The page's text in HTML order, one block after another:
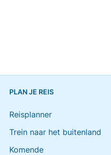
PLAN JE REIS
Reisplanner
Trein naar het buitenland
Komende